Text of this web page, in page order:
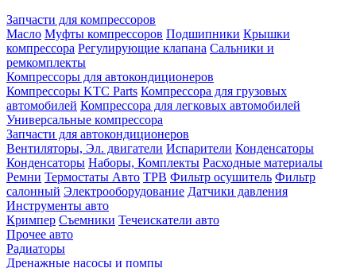
Запчасти для компрессоров
Масло Муфты компрессоров Подшипники Крышки
компрессора Регулирующие клапана Сальники и
ремкомплекты
Компрессоры для автокондиционеров
Компрессоры KTC Parts Компрессора для грузовых
автомобилей Компрессора для легковых автомобилей
Универсальные компрессора
Запчасти для автокондиционеров
Вентиляторы, Эл. двигатели Испарители Конденсаторы
Конденсаторы Наборы, Комплекты Расходные материалы
Ремни Термостаты Авто ТРВ Фильтр осушитель Фильтр
салонный Электрооборудование Датчики давления
Инструменты авто
Кримпер Съемники Течеискатели авто
Прочее авто
Радиаторы
Дренажные насосы и помпы